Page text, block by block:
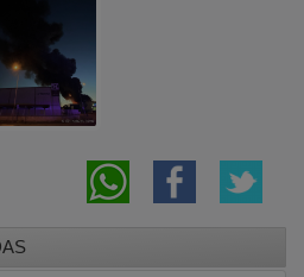
de Marchamalo y
ratifican su